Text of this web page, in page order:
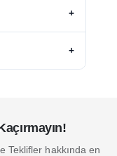
+
+
Teklifler hakkında en